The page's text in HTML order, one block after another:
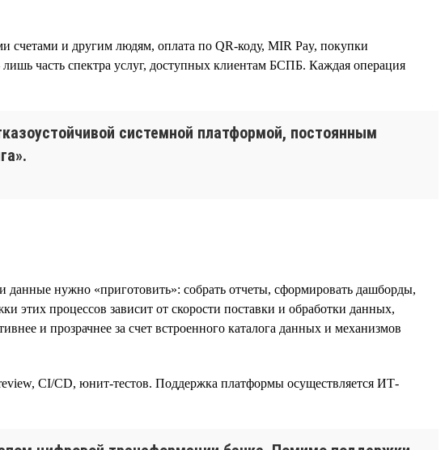
и другим людям, оплата по QR-коду, MIR Pay, покупки
часть спектра услуг, доступных клиентам БСПБ. Каждая операция
системной платформой, постоянным
нужно «приготовить»: собрать отчеты, сформировать дашборды,
этих процессов зависит от скорости поставки и обработки данных,
и прозрачнее за счет встроенного каталога данных и механизмов
CI/CD, юнит-тестов. Поддержка платформы осуществляется ИТ-